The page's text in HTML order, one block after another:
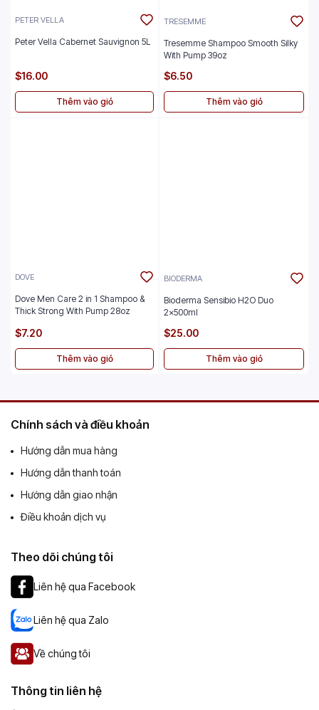
PETER VELLA
Peter Vella Cabernet Sauvignon 5L
$16.00
Thêm vào giỏ
TRESEMME
Tresemme Shampoo Smooth Silky
With Pump 39oz
$6.50
Thêm vào giỏ
DOVE
Dove Men Care 2 in 1 Shampoo &
Thick Strong With Pump 28oz
$7.20
Thêm vào giỏ
BIODERMA
Bioderma Sensibio H2O Duo
2x500ml
$25.00
Thêm vào giỏ
Chính sách và điều khoản
Hướng dẫn mua hàng
Hướng dẫn thanh toán
Hướng dẫn giao nhận
Điều khoản dịch vụ
Theo dõi chúng tôi
Liên hệ qua Facebook
Liên hệ qua Zalo
Về chúng tôi
Thông tin liên hệ